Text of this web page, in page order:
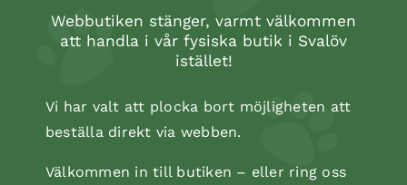
Webbutiken stänger, varmt välkommen
att handla i vår fysiska butik i Svalöv
istället!
Vi har valt att plocka bort möjligheten att
beställa direkt via webben.
Välkommen in till butiken – eller ring oss